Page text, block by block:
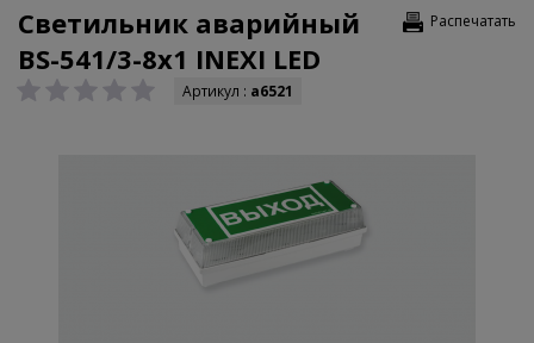
Распечатать
Светильник аварийный
BS-541/3-8x1 INEXI LED
Артикул : a6521